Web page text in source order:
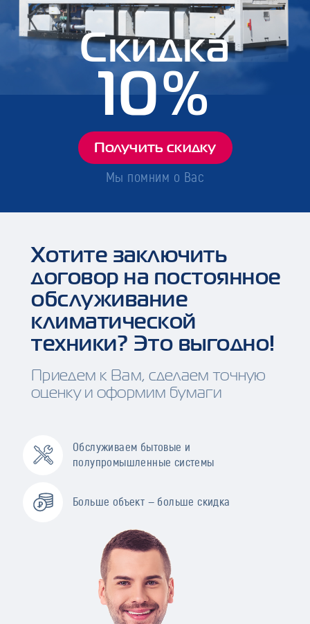
Мы помним о Вас
Скидка
10%
Получить скидку
Хотите заключить
договор на постоянное
обслуживание
климатической
техники? Это выгодно!
Приедем к Вам, сделаем точную
оценку и оформим бумаги
Обслуживаем бытовые и
полупромышленные системы
Больше объект — больше скидка